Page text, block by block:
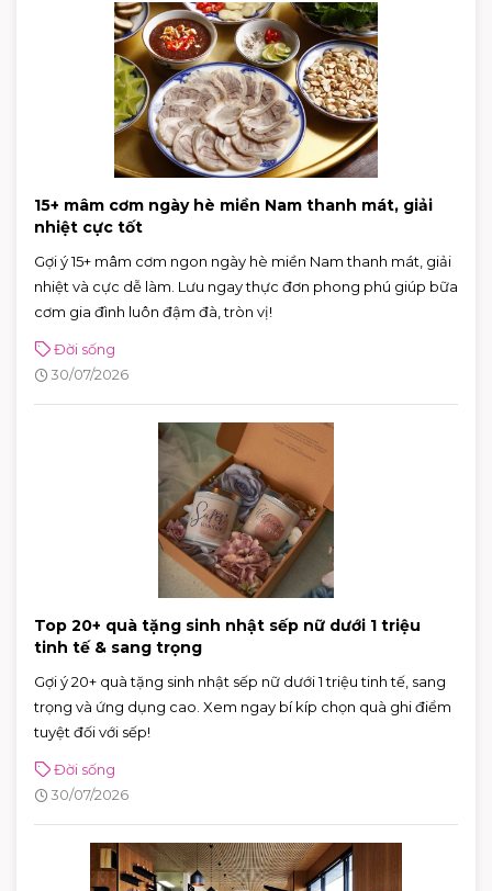
15+ mâm cơm ngày hè miền Nam thanh mát, giải
nhiệt cực tốt
Gợi ý 15+ mâm cơm ngon ngày hè miền Nam thanh mát, giải
nhiệt và cực dễ làm. Lưu ngay thực đơn phong phú giúp bữa
cơm gia đình luôn đậm đà, tròn vị!
Đời sống
30/07/2026
Top 20+ quà tặng sinh nhật sếp nữ dưới 1 triệu
tinh tế & sang trọng
Gợi ý 20+ quà tặng sinh nhật sếp nữ dưới 1 triệu tinh tế, sang
trọng và ứng dụng cao. Xem ngay bí kíp chọn quà ghi điểm
tuyệt đối với sếp!
Đời sống
30/07/2026